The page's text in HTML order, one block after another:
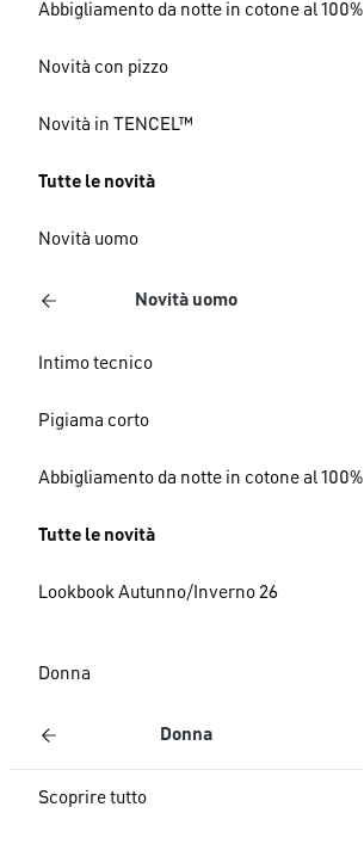
Abbigliamento da notte in cotone al 100%
Novità con pizzo
Novità in TENCEL™
Tutte le novità
Novità uomo
Novità uomo
Intimo tecnico
Pigiama corto
Abbigliamento da notte in cotone al 100%
Tutte le novità
Lookbook Autunno/Inverno 26
Donna
Donna
Scoprire tutto